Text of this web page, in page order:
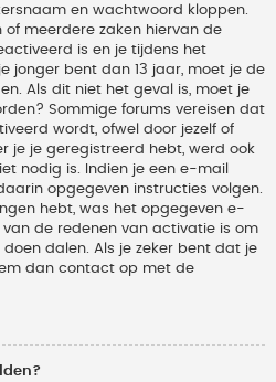
en wachtwoord kloppen.
of meerdere zaken hiervan de
is en je tijdens het
jonger bent dan 13 jaar, moet je de
Als dit niet het geval is, moet je
Sommige forums vereisen dat
wordt, ofwel door jezelf of
je je geregistreerd hebt, werd ook
nodig is. Indien je een e-mail
opgegeven instructies volgen.
hebt, was het opgegeven e-
de redenen van activatie is om
dalen. Als je zeker bent dat je
dan contact op met de